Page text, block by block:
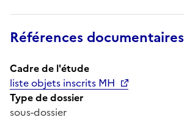
Références documentaires
Cadre de l'étude
liste objets inscrits MH
Type de dossier
sous-dossier